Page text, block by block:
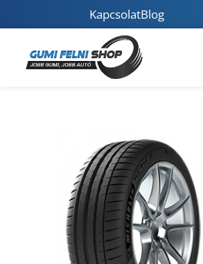
KapcsolatBlog